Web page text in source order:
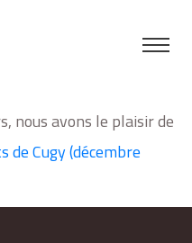
nous avons le plaisir de
de Cugy (décembre